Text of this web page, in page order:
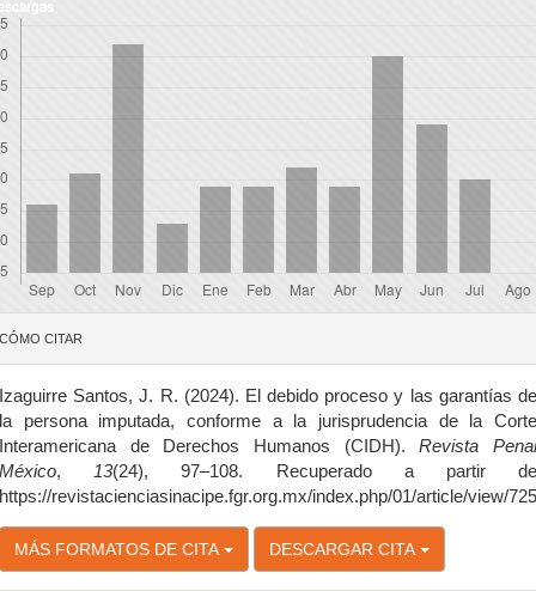
CÓMO CITAR
Izaguirre Santos, J. R. (2024). El debido proceso y las garantías de
la persona imputada, conforme a la jurisprudencia de la Corte
Interamericana de Derechos Humanos (CIDH).Revista
México, 13(24), 97–108. Recuperado a partir
https://revistacienciasinacipe.fgr.org.mx/index.php/01/article/view/725
MÁS FORMATOS DE CITA DESCARGAR CITA